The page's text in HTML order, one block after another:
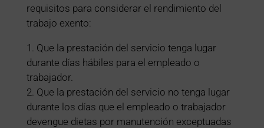
requisitos para considerar el rendimiento del
trabajo exento:
1. Que la prestación del servicio tenga lugar
durante días hábiles para el empleado o
trabajador.
2. Que la prestación del servicio no tenga lugar
durante los días que el empleado o trabajador
devengue dietas por manutención exceptuadas